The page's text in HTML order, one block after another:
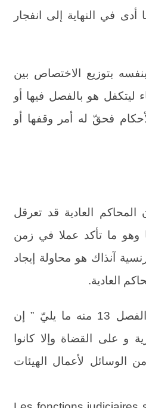
في النهاية إلى انفجار
بتوزيع الاختصاص بين
هو بالفصل فيها أو
فحقّ له أمر وقفها أو
العادية قد تعرقل
وهو ما تأكد عملا في زمن
آنذاك هو محاولة إيجاد
العادية.
فصدر لهذا الغرض القانون 16-24 أوت 1790 فجاء في الفصل 13 منه ما يليّ ” إن
و على القضاة وإلا كانوا
الوسائل لأعمال الهيئات